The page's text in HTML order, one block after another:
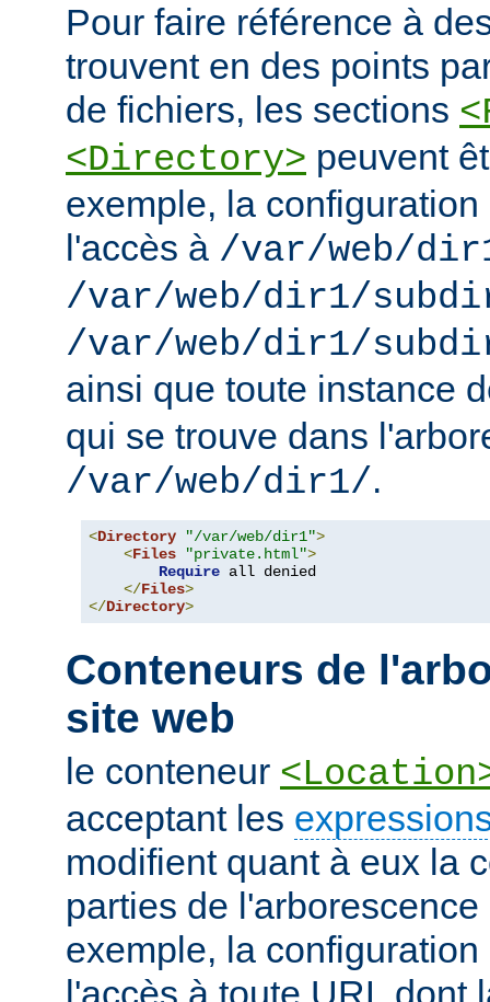
Pour faire référence à
trouvent en des points
de fichiers, les sections
<Directory> peuvent
exemple, la
l'accès à /var/web/
/var/web/dir1/
/var/web/dir1/
ainsi que toute instance
qui se trouve dans
/var/web/dir1/.
<Directory "/var/web/dir1">
<Files "private.html">
Require all denied
</Files>
</Directory>
Conteneurs de
site web
le conteneur
acceptant les
modifient quant à eux la
parties de
exemple, la